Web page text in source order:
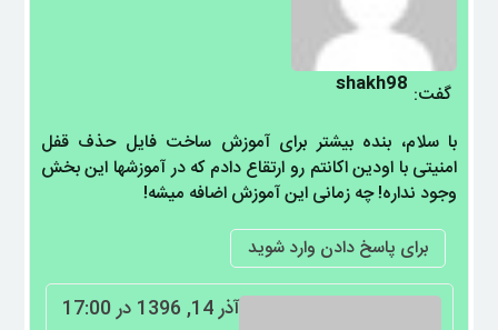
shakh98 گفت:
با سلام، بنده بیشتر برای آموزش ساخت فایل حذف قفل
امنیتی با اودین اکانتم رو ارتقاع دادم که در آموزشها این بخش
وجود نداره! چه زمانی این آموزش اضافه میشه!
برای پاسخ دادن وارد شوید
آذر 14, 1396 در 17:00